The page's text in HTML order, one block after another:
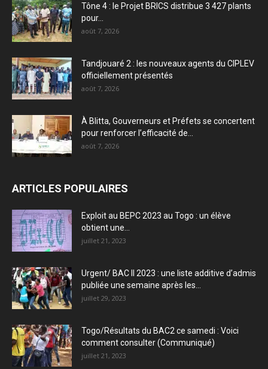
Tône 4 : le Projet BRICS distribue 3 427 plants
pour...
août 7, 2026
Tandjouaré 2 : les nouveaux agents du CIPLEV
officiellement présentés
août 7, 2026
À Blitta, Gouverneurs et Préfets se concertent
pour renforcer l’efficacité de...
août 7, 2026
ARTICLES POPULAIRES
Exploit au BEPC 2023 au Togo : un élève
obtient une...
juillet 21, 2023
Urgent/ BAC II 2023 : une liste additive d’admis
publiée une semaine après les...
juillet 29, 2023
Togo/Résultats du BAC2 ce samedi : Voici
comment consulter (Communiqué)
juillet 21, 2023